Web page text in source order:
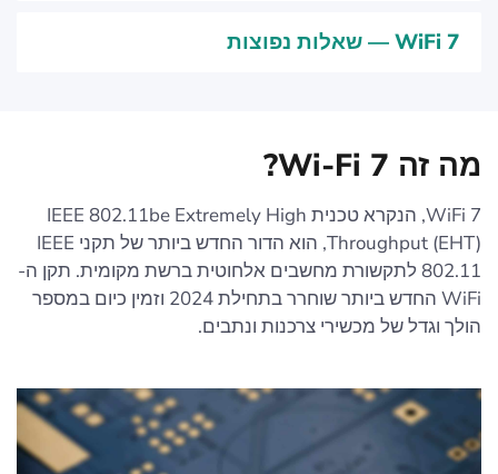
WiFi 7 — שאלות נפוצות
מה זה Wi-Fi 7?
WiFi 7, הנקרא טכנית IEEE 802.11be Extremely High
Throughput (EHT), הוא הדור החדש ביותר של תקני IEEE
802.11 לתקשורת מחשבים אלחוטית ברשת מקומית. תקן ה-
WiFi החדש ביותר שוחרר בתחילת 2024 וזמין כיום במספר
הולך וגדל של מכשירי צרכנות ונתבים.